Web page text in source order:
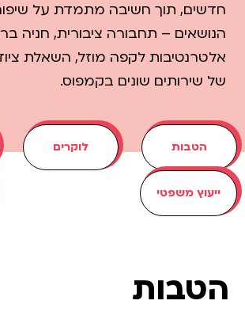
חדשים, תוך חשיבה מתמדת על שיפור
הנושאים – תחבורה ציבורית, חניה
אלטרנטיבות לקפה מוזל, השאלת ציוד
של שירותים שונים בקמפוס.
הטבות​ לוקרים​
ייעוץ משפטי​
הטבות